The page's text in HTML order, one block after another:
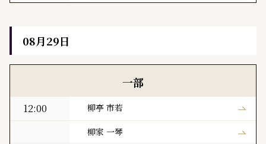
08月29日
一部
12:00 柳亭 市若
柳家 一琴